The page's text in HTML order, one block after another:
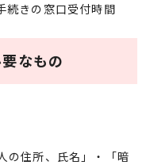
続きの窓口受付時間
なもの
の住所、氏名」・「暗